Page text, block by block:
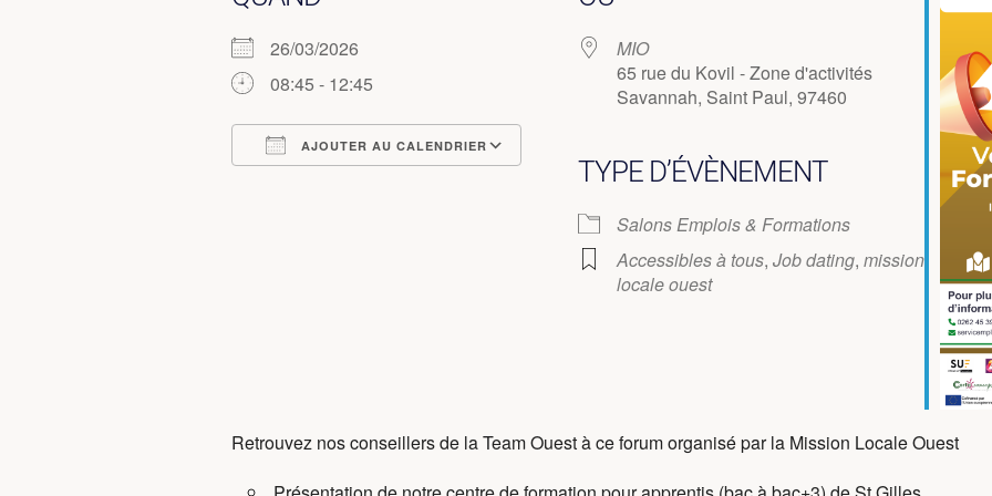
26/03/2026
08:45 - 12:45
AJOUTER AU CALENDRIER
Calendrier Google iCalendar
MIO
65 rue du Kovil - Zone d'activités
Savannah, Saint Paul, 97460
TYPE D’ÉVÈNEMENT
Salons Emplois & Formations
Accessibles à tous, Job dating, mission
locale ouest
Retrouvez nos conseillers de la Team Ouest à ce forum organisé par la Mission Locale Ouest